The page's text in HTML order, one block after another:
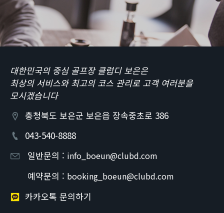
대한민국의 중심 골프장 클럽디 보은은
최상의 서비스와 최고의 코스 관리로 고객 여러분을
모시겠습니다
충청북도 보은군 보은읍 장속중초로 386
043-540-8888
일반문의 : info_boeun@clubd.com
예약문의 : booking_boeun@clubd.com
카카오톡 문의하기